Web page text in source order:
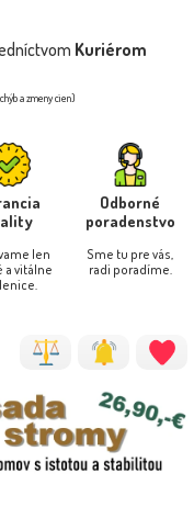
Kuriérom
a zmeny cien)
len
a vitálne
Odborné
poradenstvo
Sme tu pre vás,
radi poradíme.